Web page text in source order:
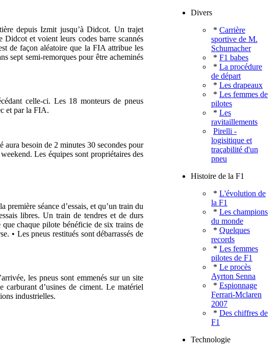
depuis Izmit jusqu’à Didcot. Un trajet
et voient leurs codes barre scannés
de façon aléatoire que la FIA attribue les
sept semi-remorques pour être acheminés
celle-ci. Les 18 monteurs de pneus
et par la FIA.
aura besoin de 2 minutes 30 secondes pour
Les équipes sont propriétaires des
séance d’essais, et qu’un train du
libres. Un train de tendres et de durs
chaque pilote bénéficie de six trains de
• Les pneus restitués sont débarrassés de
les pneus sont emmenés sur un site
d’usines de ciment. Le matériel
industrielles.
Divers
* Carrière
sportive de M.
Schumacher
* F1 babes
* La procédure
de départ
* Les drapeaux
* Les femmes de
pilotes
* Les
ravitaillements
Pirelli -
logisitique et
traçabilité d'un
pneu
Histoire de la F1
* L'évolution de
la F1
* Les champions
du monde
* Quelques
records
* Les femmes
pilotes de F1
* Le procès
Ayrton Senna
* Espionnage
Ferrari-Mclaren
2007
* Des chiffres de
F1
Technologie